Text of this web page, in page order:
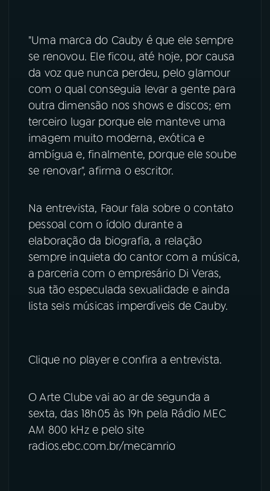
PRÊMIO RÁDIO MEC
ACOMPANHE A RÁDIO MEC
YouTube Facebook
Instagram X
"Uma marca do Cauby é que ele sempre
se renovou. Ele ficou, até hoje, por causa
da voz que nunca perdeu, pelo glamour
com o qual conseguia levar a gente para
outra dimensão nos shows e discos; em
terceiro lugar porque ele manteve uma
imagem muito moderna, exótica e
ambígua e, finalmente, porque ele soube
se renovar", afirma o escritor.
Na entrevista, Faour fala sobre o contato
pessoal com o ídolo durante a
elaboração da biografia, a relação
sempre inquieta do cantor com a música,
a parceria com o empresário Di Veras,
sua tão especulada sexualidade e ainda
lista seis músicas imperdíveis de Cauby.
Clique no player e confira a entrevista.
O Arte Clube vai ao ar de segunda a
sexta, das 18h05 às 19h pela Rádio MEC
AM 800 kHz e pelo site
radios.ebc.com.br/mecamrio